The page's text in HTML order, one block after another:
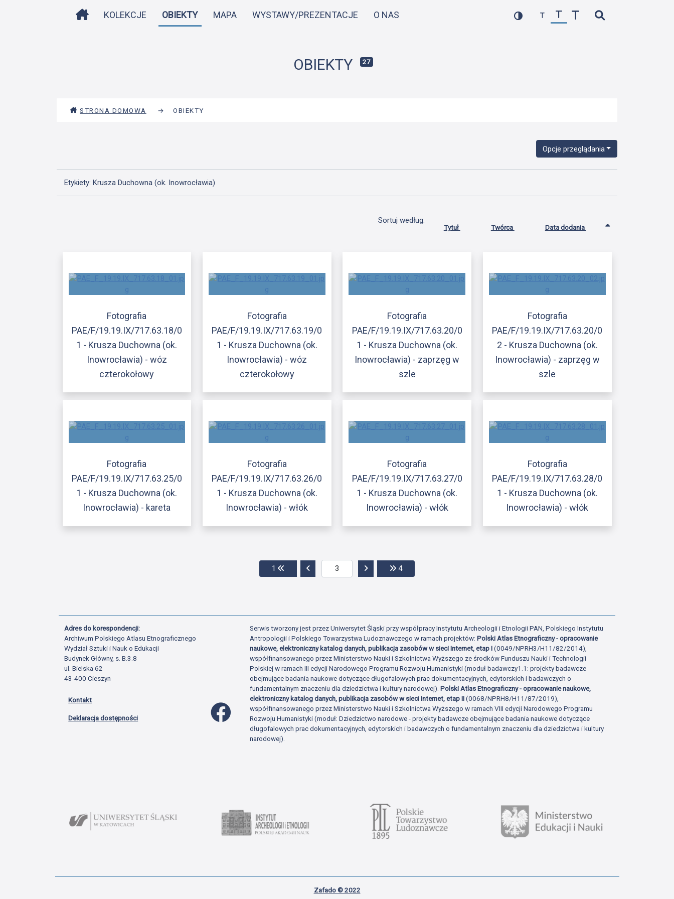
do
STRONA DOMOWA
KOLEKCJE OBIEKTY MAPA WYSTAWY/PREZENTACJE O NAS
OBIEKTY 27
STRONA DOMOWA → OBIEKTY
Opcje przeglądania
Etykiety: Krusza Duchowna (ok. Inowrocławia)
Sortuj według:
Tytuł Twórca Data dodania
Fotografia
PAE/F/19.19.IX/717.63.18/0
1 - Krusza Duchowna (ok.
Inowrocławia) - wóz
czterokołowy
Fotografia
PAE/F/19.19.IX/717.63.19/0
1 - Krusza Duchowna (ok.
Inowrocławia) - wóz
czterokołowy
Fotografia
PAE/F/19.19.IX/717.63.20/0
1 - Krusza Duchowna (ok.
Inowrocławia) - zaprzęg w
szle
Fotografia
PAE/F/19.19.IX/717.63.20/0
2 - Krusza Duchowna (ok.
Inowrocławia) - zaprzęg w
szle
Fotografia
PAE/F/19.19.IX/717.63.25/0
1 - Krusza Duchowna (ok.
Inowrocławia) - kareta
Fotografia
PAE/F/19.19.IX/717.63.26/0
1 - Krusza Duchowna (ok.
Inowrocławia) - włók
Fotografia
PAE/F/19.19.IX/717.63.27/0
1 - Krusza Duchowna (ok.
Inowrocławia) - włók
Fotografia
PAE/F/19.19.IX/717.63.28/0
1 - Krusza Duchowna (ok.
Inowrocławia) - włók
1 Przejdź do pierwszej strony
Przejdź do poprzedniej stronyPrzejdź do następnej strony
4Przejdź do ostatniej strony
Adres do korespondencji:
Archiwum Polskiego Atlasu Etnograficznego
Wydział Sztuki i Nauk o Edukacji
Budynek Główny, s. B.3.8
ul. Bielska 62
43-400 Cieszyn
Kontakt
Deklaracja dostępności
Profil Facebook
Serwis tworzony jest przez Uniwersytet Śląski przy współpracy Instytutu Archeologii i Etnologii PAN, Polskiego Instytutu
Antropologii i Polskiego Towarzystwa Ludoznawczego w ramach projektów:Polski Atlas Etnograficzny - opracowanie
naukowe, elektroniczny katalog danych, publikacja zasobów w sieci Internet, etap I(0049/NPRH3/H11/82/2014),
współfinansowanego przez Ministerstwo Nauki i Szkolnictwa Wyższego ze środków Funduszu Nauki i Technologii
Polskiej w ramach III edycji Narodowego Programu Rozwoju Humanistyki (moduł badawczy1.1: projekty badawcze
obejmujące badania naukowe dotyczące długofalowych prac dokumentacyjnych, edytorskich i badawczych o
fundamentalnym znaczeniu dla dziedzictwa i kultury narodowej).Polski Atlas Etnograficzny - opracowanie naukowe,
elektroniczny katalog danych, publikacja zasobów w sieci Internet, etap II(0068/NPRH8/H11/87/2019),
współfinansowanego przez Ministerstwo Nauki i Szkolnictwa Wyższego w ramach VIII edycji Narodowego Programu
Rozwoju Humanistyki (moduł: Dziedzictwo narodowe - projekty badawcze obejmujące badania naukowe dotyczące
długofalowych prac dokumentacyjnych, edytorskich i badawczych o fundamentalnym znaczeniu dla dziedzictwa i kultury
narodowej).
Zafado © 2022